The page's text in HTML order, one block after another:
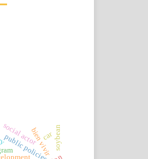
public policies
bien vivir
social actor carsoybean